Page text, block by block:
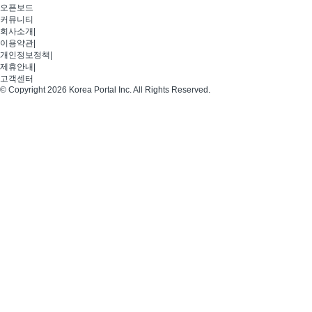
오픈보드
커뮤니티
회사소개
이용약관
개인정보정책
제휴안내
고객센터
© Copyright 2026 Korea Portal Inc. All Rights Reserved.